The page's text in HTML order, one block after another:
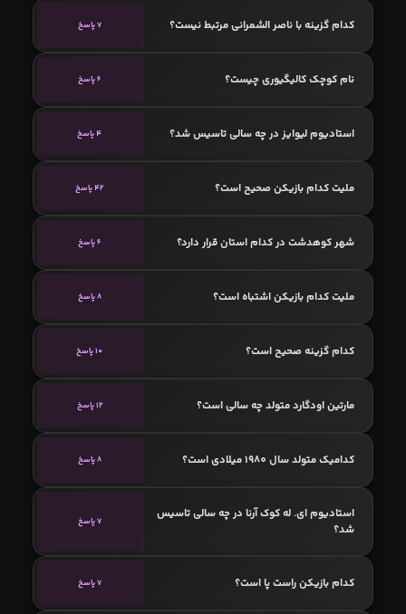
کدام گزینه با ناصر الشمرانی مرتبط نیست؟ 7 پاسخ
نام کوچک کالیگیوری چیست؟ 6 پاسخ
استادیوم لیوایز در چه سالی تاسیس شد؟ 4 پاسخ
ملیت کدام بازیکن صحیح است؟ 42 پاسخ
شهر کوهدشت در کدام استان قرار دارد؟ 6 پاسخ
ملیت کدام بازیکن اشتباه است؟ 8 پاسخ
کدام گزینه صحیح است؟ 10 پاسخ
مارتین اودگارد متولد چه سالی است؟ 12 پاسخ
کدامیک متولد سال 1980 میلادی است؟ 8 پاسخ
استادیوم ای. له کوک آرنا در چه سالی تاسیس
شد؟
7 پاسخ
کدام بازیکن راست پا است؟ 7 پاسخ